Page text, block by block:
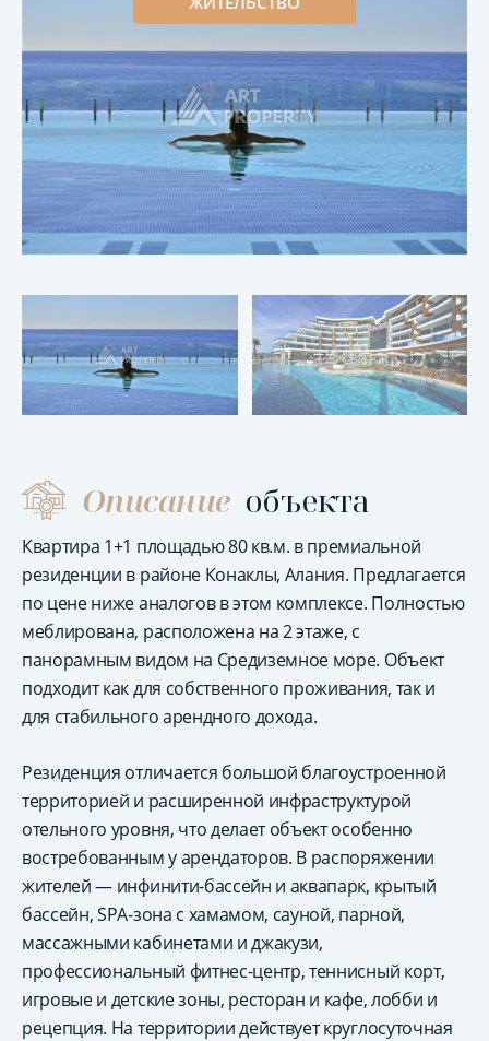
Описание объекта
Квартира 1+1 площадью 80 кв.м. в премиальной
резиденции в районе Конаклы, Алания. Предлагается
по цене ниже аналогов в этом комплексе. Полностью
меблирована, расположена на 2 этаже, с
панорамным видом на Средиземное море. Объект
подходит как для собственного проживания, так и
для стабильного арендного дохода.
Резиденция отличается большой благоустроенной
территорией и расширенной инфраструктурой
отельного уровня, что делает объект особенно
востребованным у арендаторов. В распоряжении
жителей — инфинити-бассейн и аквапарк, крытый
бассейн, SPA-зона с хамамом, сауной, парной,
массажными кабинетами и джакузи,
профессиональный фитнес-центр, теннисный корт,
игровые и детские зоны, ресторан и кафе, лобби и
рецепция. На территории действует круглосуточная